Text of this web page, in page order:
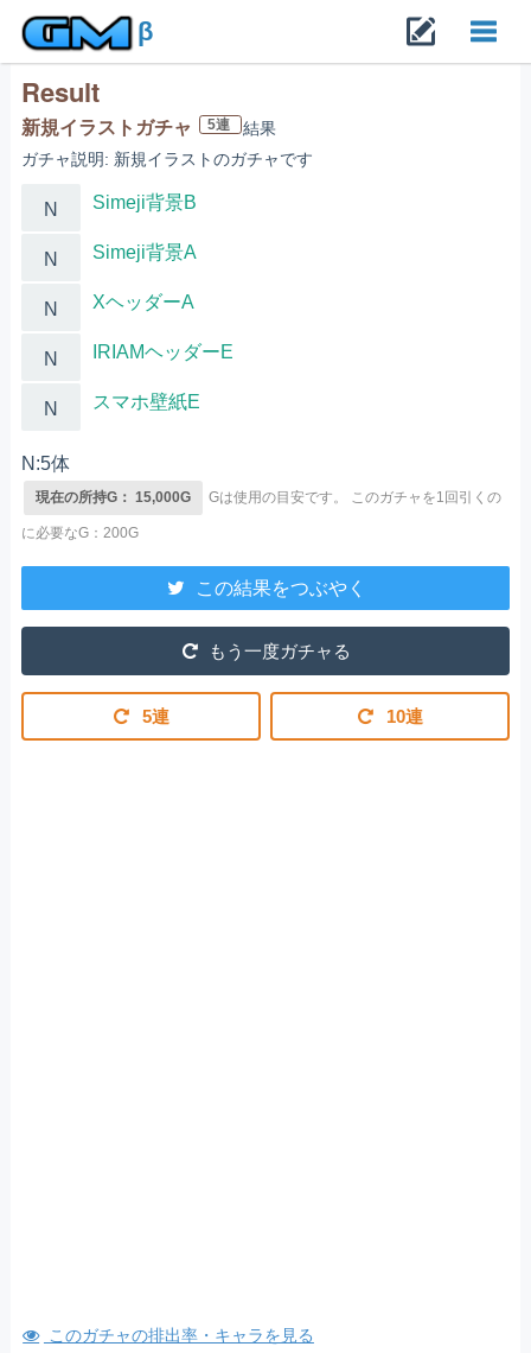
β
Result
新規イラストガチャ 5連
結果
ガチャ説明: 新規イラストのガチャです
N Simeji背景B
N Simeji背景A
N XヘッダーA
N IRIAMヘッダーE
N スマホ壁紙E
N:5体
現在の所持G： 15,000G Gは使用の目安です。 このガチャを1回引くの
に必要なG：200G
この結果をつぶやく
もう一度ガチャる
5連 10連
このガチャの排出率・キャラを見る